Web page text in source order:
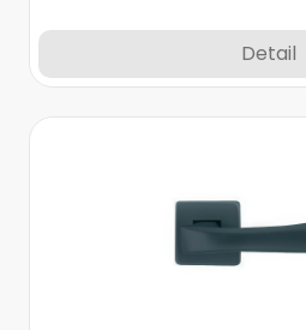
Detail